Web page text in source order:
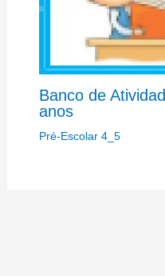
Banco de
anos
Pré-Escolar 4_5